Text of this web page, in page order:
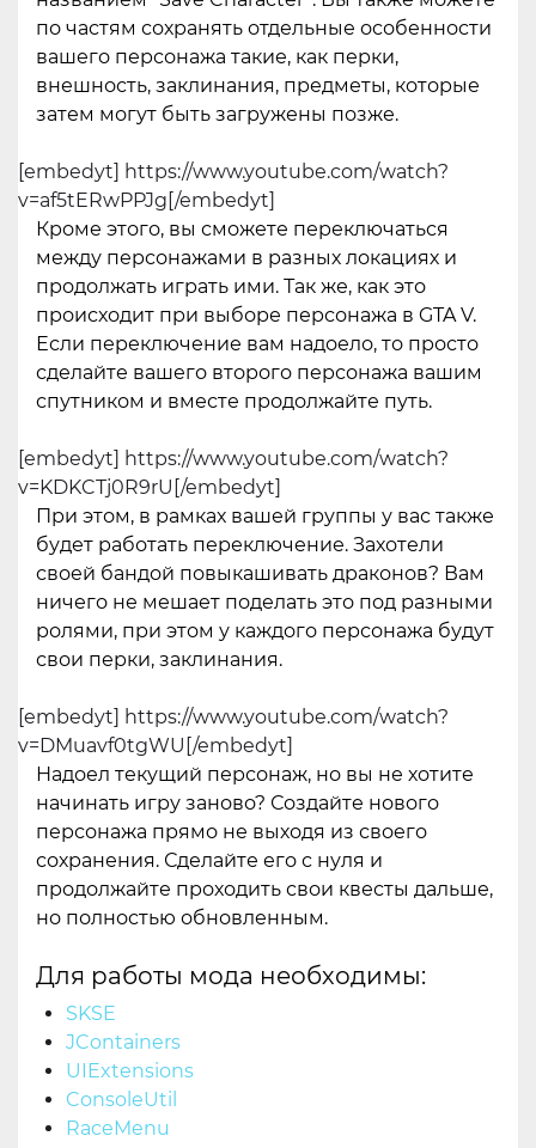
по частям сохранять отдельные особенности
вашего персонажа такие, как перки,
внешность, заклинания, предметы, которые
затем могут быть загружены позже.
[embedyt] https://www.youtube.com/watch?
v=af5tERwPPJg[/embedyt]
Кроме этого, вы сможете переключаться
между персонажами в разных локациях и
продолжать играть ими. Так же, как это
происходит при выборе персонажа в GTA V.
Если переключение вам надоело, то просто
сделайте вашего второго персонажа вашим
спутником и вместе продолжайте путь.
[embedyt] https://www.youtube.com/watch?
v=KDKCTj0R9rU[/embedyt]
При этом, в рамках вашей группы у вас также
будет работать переключение. Захотели
своей бандой повыкашивать драконов? Вам
ничего не мешает поделать это под разными
ролями, при этом у каждого персонажа будут
свои перки, заклинания.
[embedyt] https://www.youtube.com/watch?
v=DMuavf0tgWU[/embedyt]
Надоел текущий персонаж, но вы не хотите
начинать игру заново? Создайте нового
персонажа прямо не выходя из своего
сохранения. Сделайте его с нуля и
продолжайте проходить свои квесты дальше,
но полностью обновленным.
Для работы мода необходимы:
SKSE
JContainers
UIExtensions
ConsoleUtil
RaceMenu